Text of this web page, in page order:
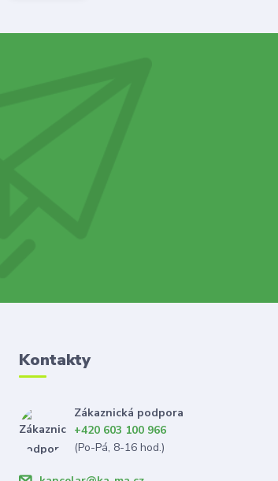
Kontakty
Zákaznická podpora
+420 603 100 966
(Po-Pá, 8-16 hod.)